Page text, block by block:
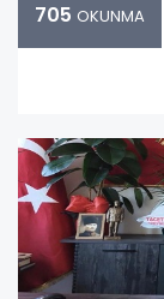
705 OKUNMA